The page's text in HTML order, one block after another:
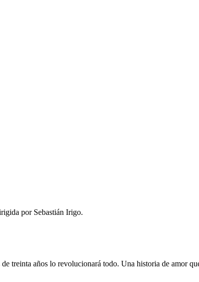
por Sebastián Irigo.
treinta años lo revolucionará todo. Una historia de amor